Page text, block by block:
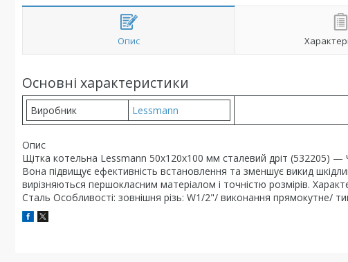
Опис
Основні характеристики
Виробник Lessmann
Опис
Щітка котельна Lessmann 50х120х100 мм сталевий дріт (532205)
Вона підвищує ефективність встановлення та зменшує викид
вирізняються першокласним матеріалом і точністю розмірів.
Сталь Особливості: зовнішня різь: W1/2"/ виконання прямокутне/